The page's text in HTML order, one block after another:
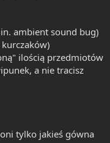
ambient sound bug)
ilością przedmiotów
a nie tracisz
tylko jakieś gówna